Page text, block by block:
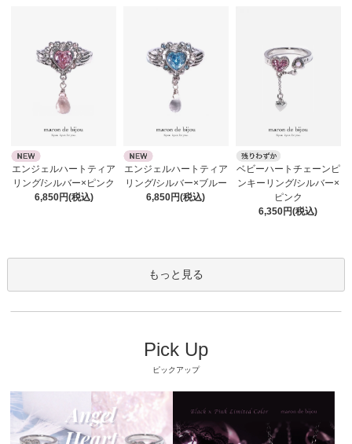
エンジェルハートティア
リング/シルバー×ピンク
6,850円(税込)
エンジェルハートティア
リング/シルバー×ブルー
6,850円(税込)
ベビーハートチェーンピ
ンキーリング/シルバー×
ピンク
6,350円(税込)
もっと見る
Pick Up
ピックアップ